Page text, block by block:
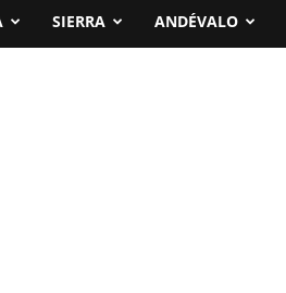
SIERRA ANDÉVALO